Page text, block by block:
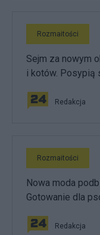
Rozmaitości
Sejm za nowym
i kotów. Posypią
Redakcja
Rozmaitości
Nowa moda
Gotowanie dla
Redakcja